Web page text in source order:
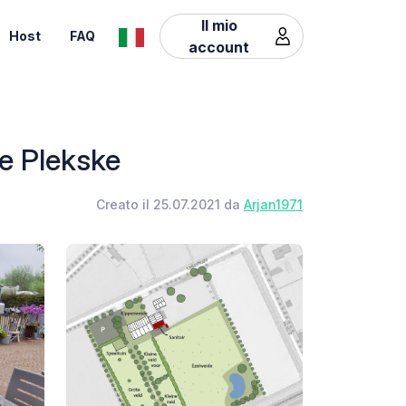
Host FAQ
Il mio
account
Plekske
Creato il 25.07.2021 da Arjan1971